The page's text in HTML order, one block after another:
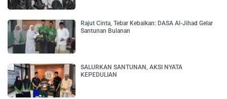
Rajut Cinta, Tebar Kebaikan: DASA Al-Jihad Gelar
Santunan Bulanan
SALURKAN SANTUNAN, AKSI NYATA
KEPEDULIAN